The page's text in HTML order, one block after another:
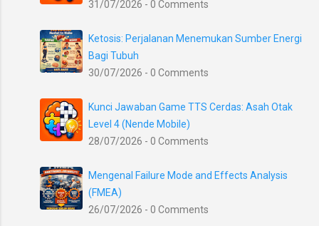
31/07/2026 - 0 Comments
Ketosis: Perjalanan Menemukan Sumber Energi
Bagi Tubuh
30/07/2026 - 0 Comments
Kunci Jawaban Game TTS Cerdas: Asah Otak
Level 4 (Nende Mobile)
28/07/2026 - 0 Comments
Mengenal Failure Mode and Effects Analysis
(FMEA)
26/07/2026 - 0 Comments